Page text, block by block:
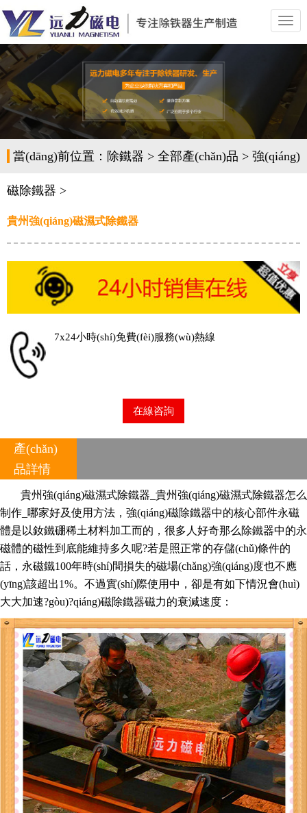
切
換
導
當(dāng)前位置： 除鐵器 > 全部產(chǎn)品 > 強(qiáng)
磁除鐵器 >
貴州強(qiáng)磁濕式除鐵器
7x24小時(shí)免費(fèi)服務(wù)熱線
在線咨詢
產(chǎn)
品詳情
貴州強(qiáng)磁濕式除鐵器_貴州強(qiáng)磁濕式除鐵器怎么
制作_哪家好及使用方法，強(qiáng)磁除鐵器中的核心部件永磁
體是以釹鐵硼稀土材料加工而的，很多人好奇那么除鐵器中的永
磁體的磁性到底能維持多久呢?若是照正常的存儲(chǔ)條件的
話，永磁鐵100年時(shí)間損失的磁場(chǎng)強(qiáng)度也不應
(yīng)該超出1%。不過實(shí)際使用中，卻是有如下情況會(huì)
大大加速?gòu)?qiáng)磁除鐵器磁力的衰減速度：